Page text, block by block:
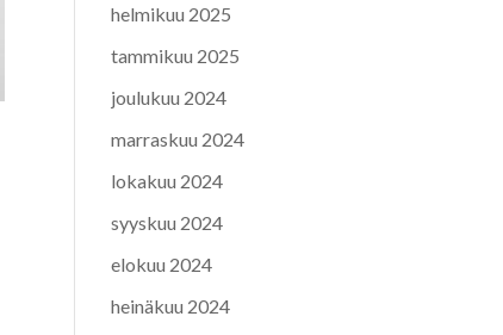
helmikuu 2025
tammikuu 2025
joulukuu 2024
marraskuu 2024
lokakuu 2024
syyskuu 2024
elokuu 2024
heinäkuu 2024